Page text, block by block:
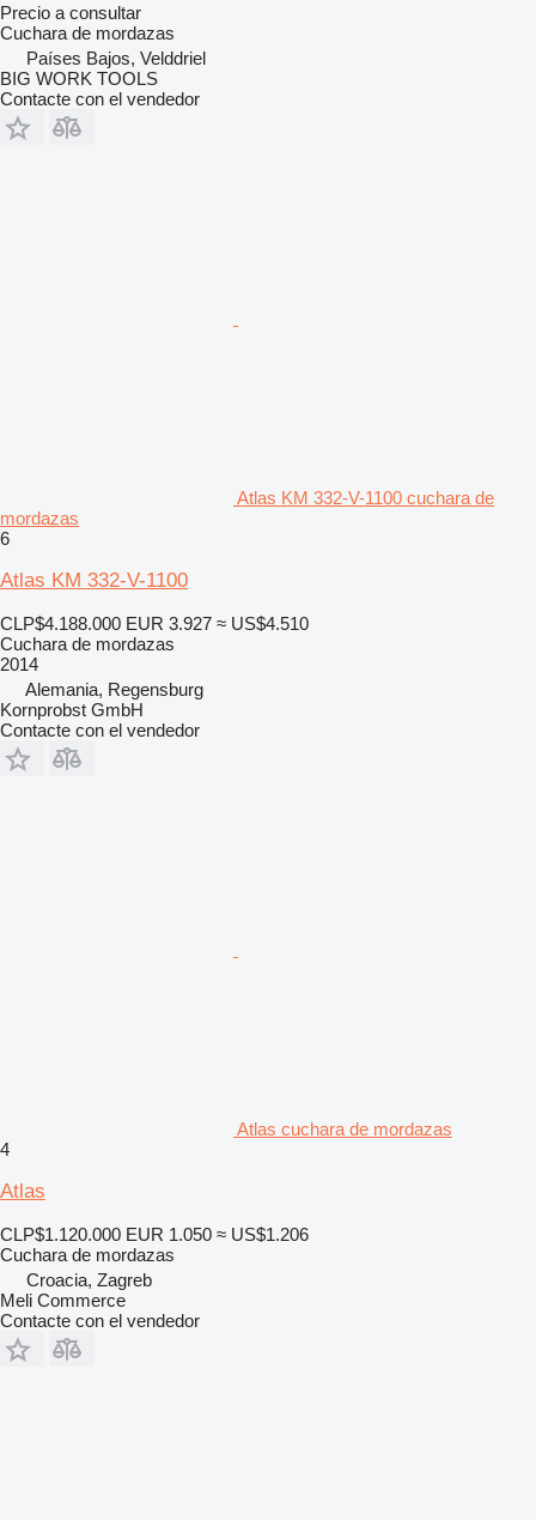
Precio a consultar
Cuchara de mordazas
Países Bajos, Velddriel
BIG WORK TOOLS
Contacte con el vendedor
Atlas KM 332-V-1100 cuchara de
mordazas
6
Atlas KM 332-V-1100
CLP$4.188.000 EUR 3.927 ≈ US$4.510
Cuchara de mordazas
2014
Alemania, Regensburg
Kornprobst GmbH
Contacte con el vendedor
Atlas cuchara de mordazas
4
Atlas
CLP$1.120.000 EUR 1.050 ≈ US$1.206
Cuchara de mordazas
Croacia, Zagreb
Meli Commerce
Contacte con el vendedor